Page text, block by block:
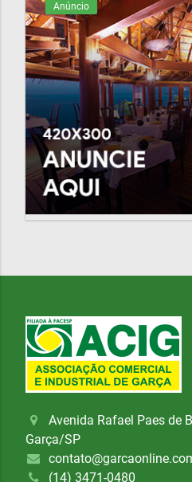
Anúncio
Avenida Rafael Paes de
Garça/SP
(14) 3471-0480